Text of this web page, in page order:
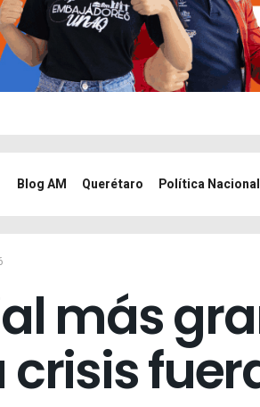
Blog AM Querétaro Política Nacional
más